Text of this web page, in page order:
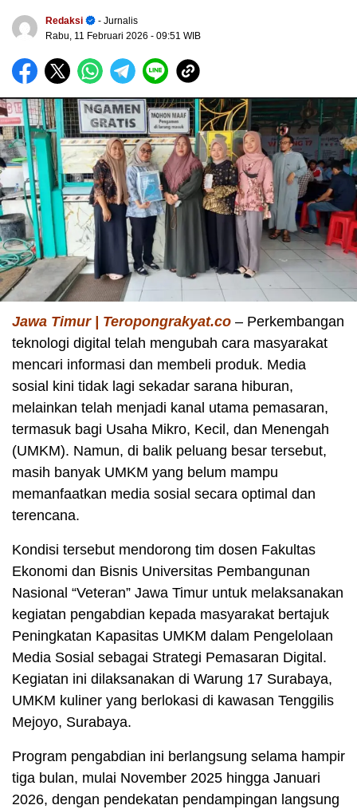
Redaksi
- Jurnalis
Rabu, 11 Februari 2026 - 09:51 WIB
Jawa Timur | Teropongrakyat.co – Perkembangan
teknologi digital telah mengubah cara masyarakat
mencari informasi dan membeli produk. Media
sosial kini tidak lagi sekadar sarana hiburan,
melainkan telah menjadi kanal utama pemasaran,
termasuk bagi Usaha Mikro, Kecil, dan Menengah
(UMKM). Namun, di balik peluang besar tersebut,
masih banyak UMKM yang belum mampu
memanfaatkan media sosial secara optimal dan
terencana.
Kondisi tersebut mendorong tim dosen Fakultas
Ekonomi dan Bisnis Universitas Pembangunan
Nasional “Veteran” Jawa Timur untuk melaksanakan
kegiatan pengabdian kepada masyarakat bertajuk
Peningkatan Kapasitas UMKM dalam Pengelolaan
Media Sosial sebagai Strategi Pemasaran Digital.
Kegiatan ini dilaksanakan di Warung 17 Surabaya,
UMKM kuliner yang berlokasi di kawasan Tenggilis
Mejoyo, Surabaya.
Program pengabdian ini berlangsung selama hampir
tiga bulan, mulai November 2025 hingga Januari
2026, dengan pendekatan pendampingan langsung